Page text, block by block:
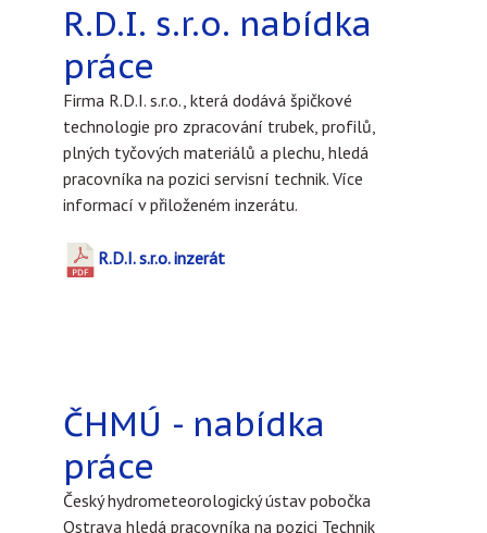
R.D.I. s.r.o. nabídka
práce
Firma R.D.I. s.r.o., která dodává špičkové
technologie pro zpracování trubek, profilů,
plných tyčových materiálů a plechu, hledá
pracovníka na pozici servisní technik. Více
informací v přiloženém inzerátu.
R.D.I. s.r.o. inzerát
ČHMÚ - nabídka
práce
Český hydrometeorologický ústav pobočka
Ostrava hledá pracovníka na pozici Technik